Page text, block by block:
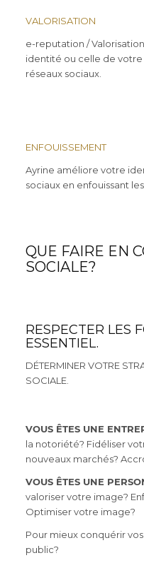
VALORISATION
e-reputation /
identité ou celle de
réseaux sociaux.
ENFOUISSEMENT
Ayrine améliore votre
sociaux en enfouissant
QUE FAIRE EN
SOCIALE?
RESPECTER LES
ESSENTIEL.
DÉTERMINER VOTRE
SOCIALE.
VOUS ÊTES UNE
la notoriété? Fidéliser
nouveaux marchés?
VOUS ÊTES UNE
valoriser votre image?
Optimiser votre image?
Pour mieux conquérir vos
public?